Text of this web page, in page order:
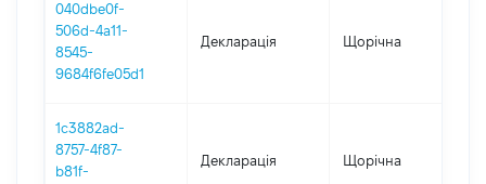
040dbe0f-
506d-4a11-
8545-
9684f6fe05d1
Декларація Щорічна
1c3882ad-
8757-4f87-
b81f-
Декларація Щорічна